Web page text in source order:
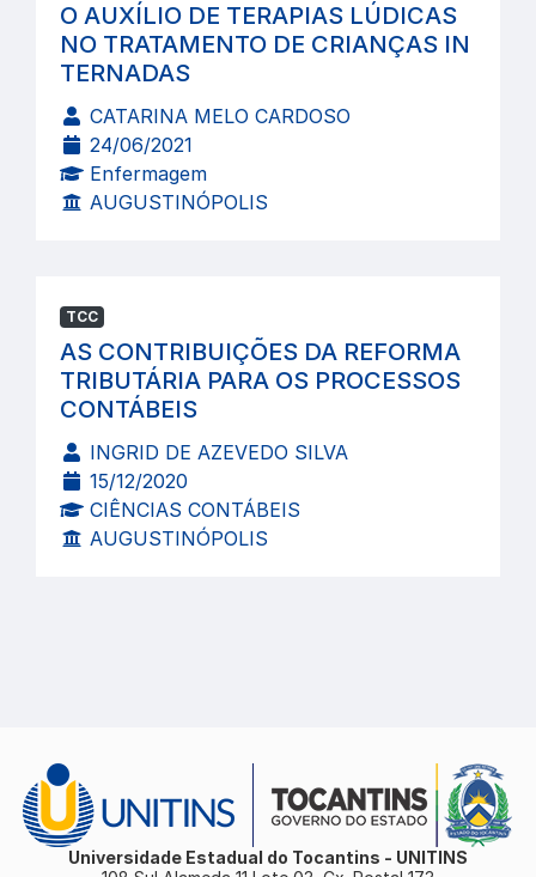
O AUXÍLIO DE TERAPIAS LÚDICAS
NO TRATAMENTO DE CRIANÇAS IN
TERNADAS
CATARINA MELO CARDOSO
24/06/2021
Enfermagem
AUGUSTINÓPOLIS
TCC
AS CONTRIBUIÇÕES DA REFORMA
TRIBUTÁRIA PARA OS PROCESSOS
CONTÁBEIS
INGRID DE AZEVEDO SILVA
15/12/2020
CIÊNCIAS CONTÁBEIS
AUGUSTINÓPOLIS
Universidade Estadual do Tocantins - UNITINS